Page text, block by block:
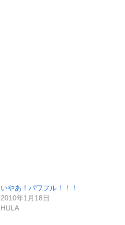
いやあ！パワフル！！！
2010年1月18日
HULA